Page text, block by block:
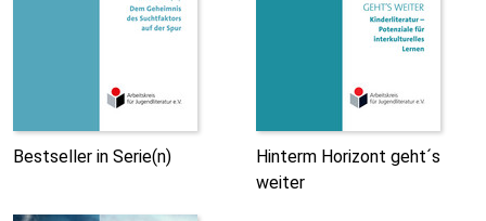
Bestseller in Serie(n)
Hinterm Horizont geht´s
weiter